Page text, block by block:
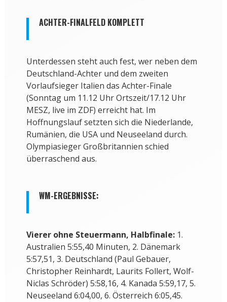
ACHTER-FINALFELD KOMPLETT
Unterdessen steht auch fest, wer neben dem
Deutschland-Achter und dem zweiten
Vorlaufsieger Italien das Achter-Finale
(Sonntag um 11.12 Uhr Ortszeit/17.12 Uhr
MESZ, live im ZDF) erreicht hat. Im
Hoffnungslauf setzten sich die Niederlande,
Rumänien, die USA und Neuseeland durch.
Olympiasieger Großbritannien schied
überraschend aus.
WM-ERGEBNISSE:
Vierer ohne Steuermann, Halbfinale: 1.
Australien 5:55,40 Minuten, 2. Dänemark
5:57,51, 3. Deutschland (Paul Gebauer,
Christopher Reinhardt, Laurits Follert, Wolf-
Niclas Schröder) 5:58,16, 4. Kanada 5:59,17, 5.
Neuseeland 6:04,00, 6. Österreich 6:05,45.